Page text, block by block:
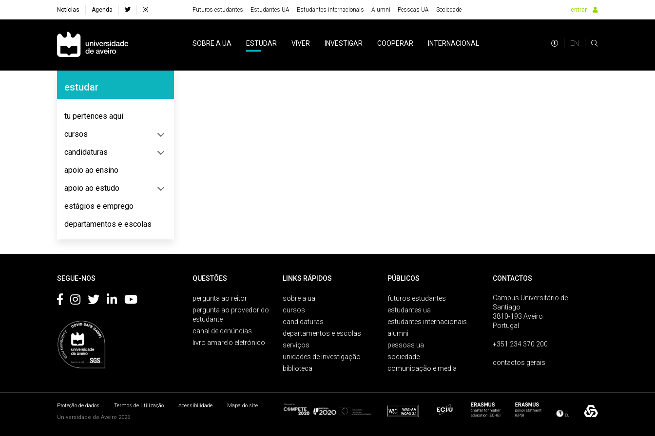
Notícias Agenda Futuros estudantes Estudantes UA Estudantes internacionais Alumni Pessoas UA Sociedade entrar
Navegação Principal
SOBRE A UA ESTUDAR VIVER INVESTIGAR COOPERAR INTERNACIONAL EN
Navegação Lateral
estudar
tu pertences aqui
cursos
candidaturas
apoio ao ensino
apoio ao estudo
estágios e emprego
departamentos e escolas
SEGUE-NOS QUESTÕES
pergunta ao reitor
pergunta ao provedor do
estudante
canal de denúncias
livro amarelo eletrónico
LINKS RÁPIDOS
sobre a ua
cursos
candidaturas
departamentos e escolas
serviços
unidades de investigação
biblioteca
PÚBLICOS
futuros estudantes
estudantes ua
estudantes internacionais
alumni
pessoas ua
sociedade
comunicação e media
CONTACTOS
Campus Universitário de
Santiago
3810-193 Aveiro
Portugal
+351 234 370 200
contactos gerais
Proteção de dados Termos de utilização Acessibilidade
Mapa do site
Universidade de Aveiro 2026